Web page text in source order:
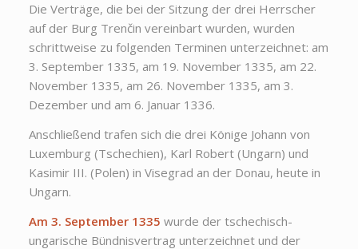
Die Verträge, die bei der Sitzung der drei Herrscher
auf der Burg Trenčin vereinbart wurden, wurden
schrittweise zu folgenden Terminen unterzeichnet: am
3. September 1335, am 19. November 1335, am 22.
November 1335, am 26. November 1335, am 3.
Dezember und am 6. Januar 1336.
Anschließend trafen sich die drei Könige Johann von
Luxemburg (Tschechien), Karl Robert (Ungarn) und
Kasimir III. (Polen) in Visegrad an der Donau, heute in
Ungarn.
Am 3. September 1335 wurde der tschechisch-
ungarische Bündnisvertrag unterzeichnet und der